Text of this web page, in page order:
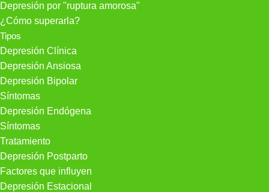
Depresión por "ruptura amorosa"
¿Cómo superarla?
Tipos
Depresión Clínica
Depresión Ansiosa
Depresión Bipolar
Síntomas
Depresión Endógena
Síntomas
Tratamiento
Depresión Postparto
Factores que influyen
Depresión Estacional